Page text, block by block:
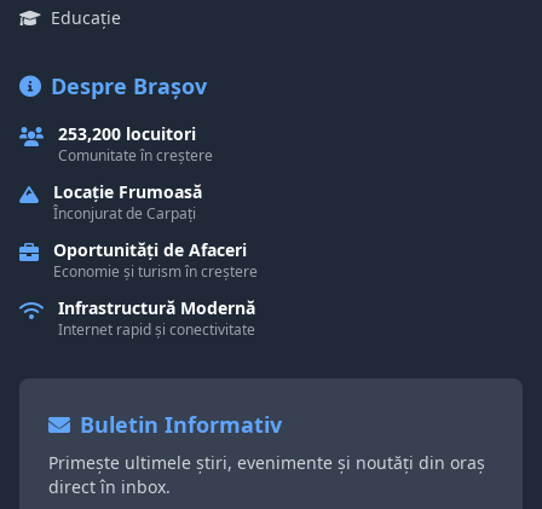
Educație
Despre Brașov
253,200 locuitori
Comunitate în creștere
Locație Frumoasă
Înconjurat de Carpați
Oportunități de Afaceri
Economie și turism în creștere
Infrastructură Modernă
Internet rapid și conectivitate
Buletin Informativ
Primește ultimele știri, evenimente și noutăți din oraș
direct în inbox.